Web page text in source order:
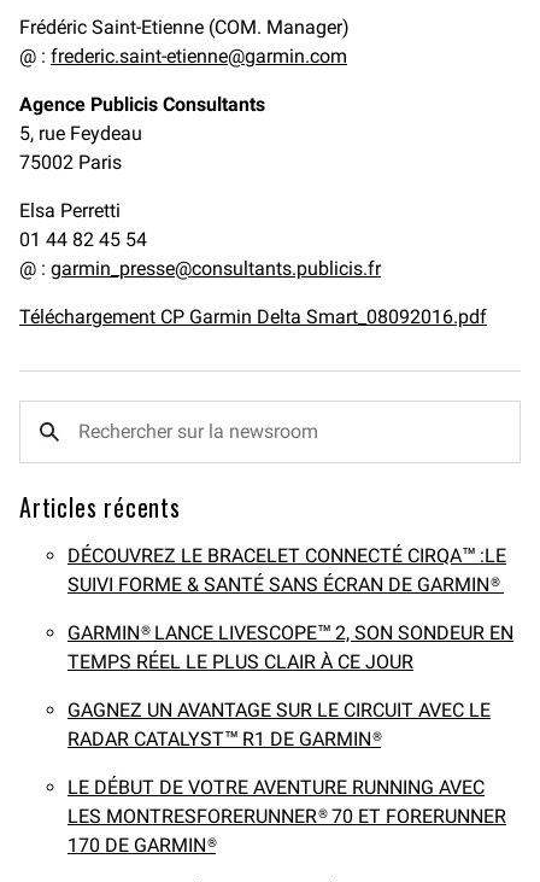
Frédéric Saint-Etienne (COM. Manager)
@ : frederic.saint-etienne@garmin.com
Agence Publicis Consultants
5, rue Feydeau
75002 Paris
Elsa Perretti
01 44 82 45 54
@ : garmin_presse@consultants.publicis.fr
Téléchargement CP Garmin Delta Smart_08092016.pdf
Articles récents
DÉCOUVREZ LE BRACELET CONNECTÉ CIRQA™ :LE
SUIVI FORME & SANTÉ SANS ÉCRAN DE GARMIN®
GARMIN® LANCE LIVESCOPE™ 2, SON SONDEUR EN
TEMPS RÉEL LE PLUS CLAIR À CE JOUR
GAGNEZ UN AVANTAGE SUR LE CIRCUIT AVEC LE
RADAR CATALYST™ R1 DE GARMIN®
LE DÉBUT DE VOTRE AVENTURE RUNNING AVEC
LES MONTRESFORERUNNER® 70 ET FORERUNNER
170 DE GARMIN®